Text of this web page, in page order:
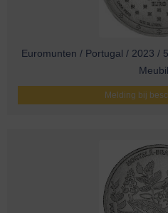
Euromunten / Portugal / 2023 /
Melding bij